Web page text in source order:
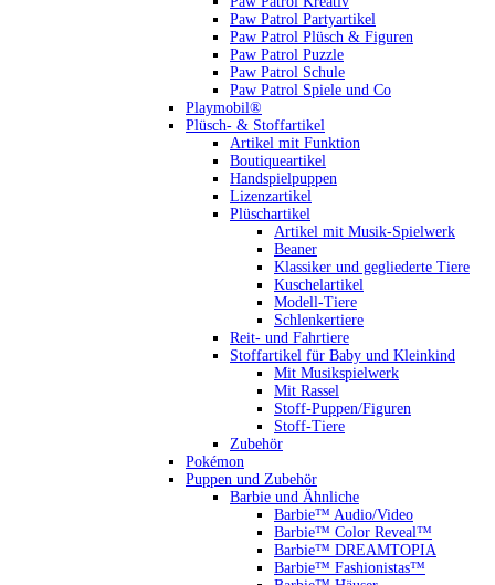
Paw Patrol Partyartikel
Paw Patrol Plüsch & Figuren
Paw Patrol Puzzle
Paw Patrol Schule
Paw Patrol Spiele und Co
Playmobil®
Plüsch- & Stoffartikel
Artikel mit Funktion
Boutiqueartikel
Handspielpuppen
Lizenzartikel
Plüschartikel
Artikel mit Musik-Spielwerk
Beaner
Klassiker und gegliederte Tiere
Kuschelartikel
Modell-Tiere
Schlenkertiere
Reit- und Fahrtiere
Stoffartikel für Baby und Kleinkind
Mit Musikspielwerk
Mit Rassel
Stoff-Puppen/Figuren
Stoff-Tiere
Zubehör
Pokémon
Puppen und Zubehör
Barbie und Ähnliche
Barbie™ Audio/Video
Barbie™ Color Reveal™
Barbie™ DREAMTOPIA
Barbie™ Fashionistas™